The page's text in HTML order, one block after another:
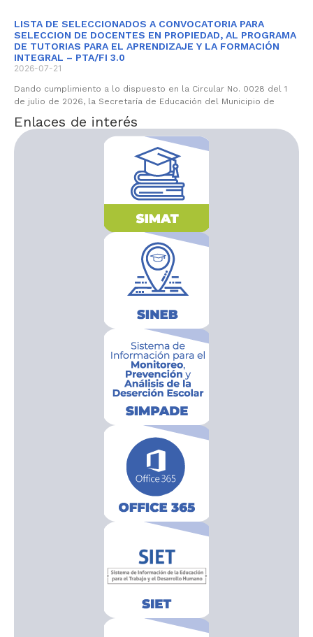
LISTA DE SELECCIONADOS A CONVOCATORIA PARA
SELECCION DE DOCENTES EN PROPIEDAD, AL PROGRAMA
DE TUTORIAS PARA EL APRENDIZAJE Y LA FORMACIÓN
INTEGRAL – PTA/FI 3.0
2026-07-21
Dando cumplimiento a lo dispuesto en la Circular No. 0028 del 1
de julio de 2026, la Secretaría de Educación del Municipio de
Enlaces de interés